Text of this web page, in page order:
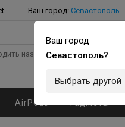
Ваш город
Севастополь?
Выбрать другой
Ваш город: Севастополь
AirPods